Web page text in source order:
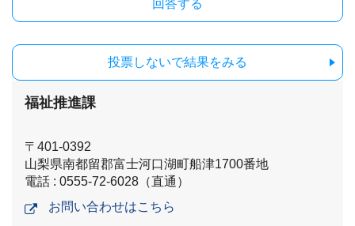
投票しないで結果をみる
福祉推進課
〒401-0392
山梨県南都留郡富士河口湖町船津1700番地
電話 : 0555-72-6028（直通）
お問い合わせはこちら